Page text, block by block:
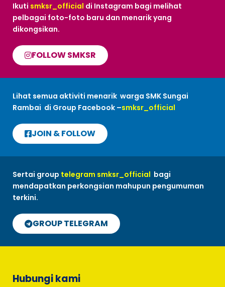
Ikuti smksr_official di Instagram bagi melihat
pelbagai foto-foto baru dan menarik yang
dikongsikan.
FOLLOW SMKSR
Lihat semua aktiviti menarik warga SMK Sungai
Rambai di Group Facebook –smksr_official
JOIN & FOLLOW
Sertai group telegram smksr_official bagi
mendapatkan perkongsian mahupun pengumuman
terkini.
GROUP TELEGRAM
Hubungi kami